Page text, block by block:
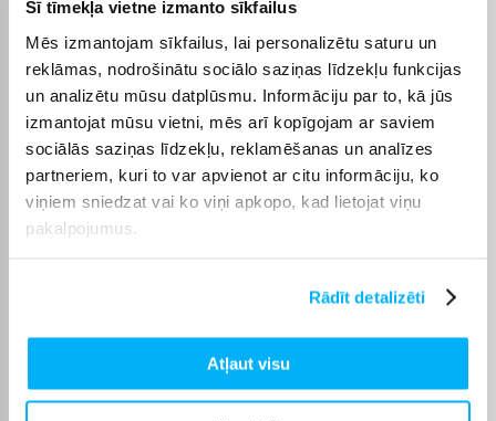
Šī tīmekļa vietne izmanto sīkfailus
Mēs izmantojam sīkfailus, lai personalizētu saturu un
reklāmas, nodrošinātu sociālo saziņas līdzekļu funkcijas
un analizētu mūsu datplūsmu. Informāciju par to, kā jūs
izmantojat mūsu vietni, mēs arī kopīgojam ar saviem
sociālās saziņas līdzekļu, reklamēšanas un analīzes
partneriem, kuri to var apvienot ar citu informāciju, ko
viņiem sniedzat vai ko viņi apkopo, kad lietojat viņu
pakalpojumus.
Rādīt detalizēti
Atļaut visu
Sildvirsmu skaits
Plīts platums 28.8
Augstums 0.5 cm
Platums
6.8